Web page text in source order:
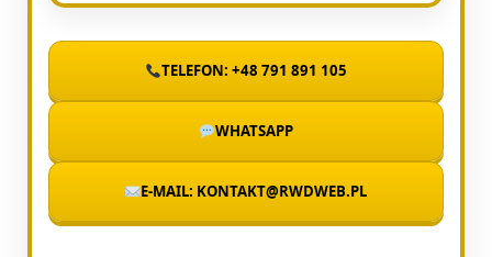
TELEFON: +48 791 891 105
WHATSAPP
E-MAIL: KONTAKT@RWDWEB.PL